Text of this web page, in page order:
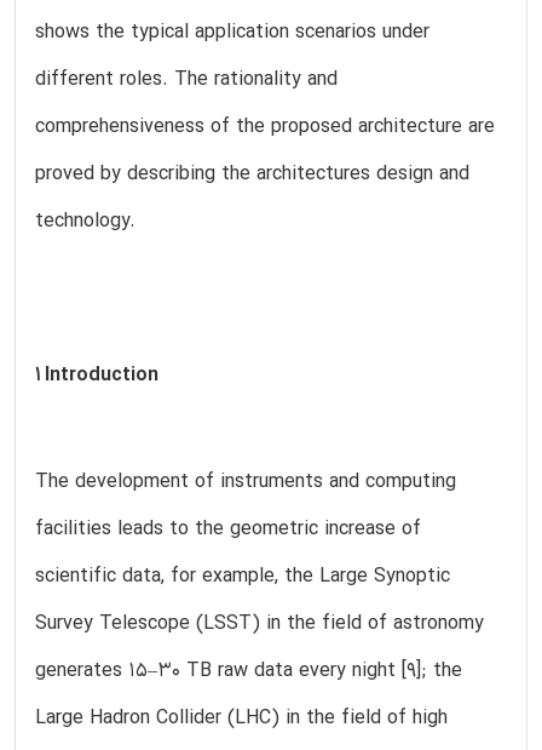
shows the typical application scenarios under
different roles. The rationality and
comprehensiveness of the proposed architecture are
proved by describing the architectures design and
technology.
1 Introduction
The development of instruments and computing
facilities leads to the geometric increase of
scientific data, for example, the Large Synoptic
Survey Telescope (LSST) in the field of astronomy
generates 15–30 TB raw data every night [9]; the
Large Hadron Collider (LHC) in the field of high